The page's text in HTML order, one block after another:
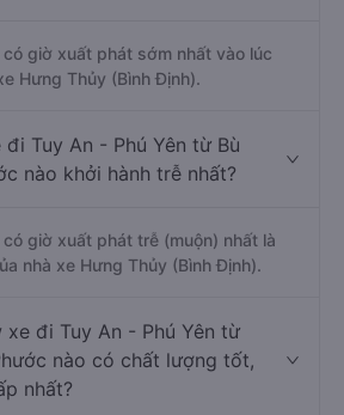
có giờ xuất phát sớm nhất vào lúc
Hưng Thủy (Bình Định).
đi Tuy An - Phú Yên từ Bù
nào khởi hành trễ nhất?
giờ xuất phát trễ (muộn) nhất là
nhà xe Hưng Thủy (Bình Định).
xe đi Tuy An - Phú Yên từ
nào có chất lượng tốt,
nhất?